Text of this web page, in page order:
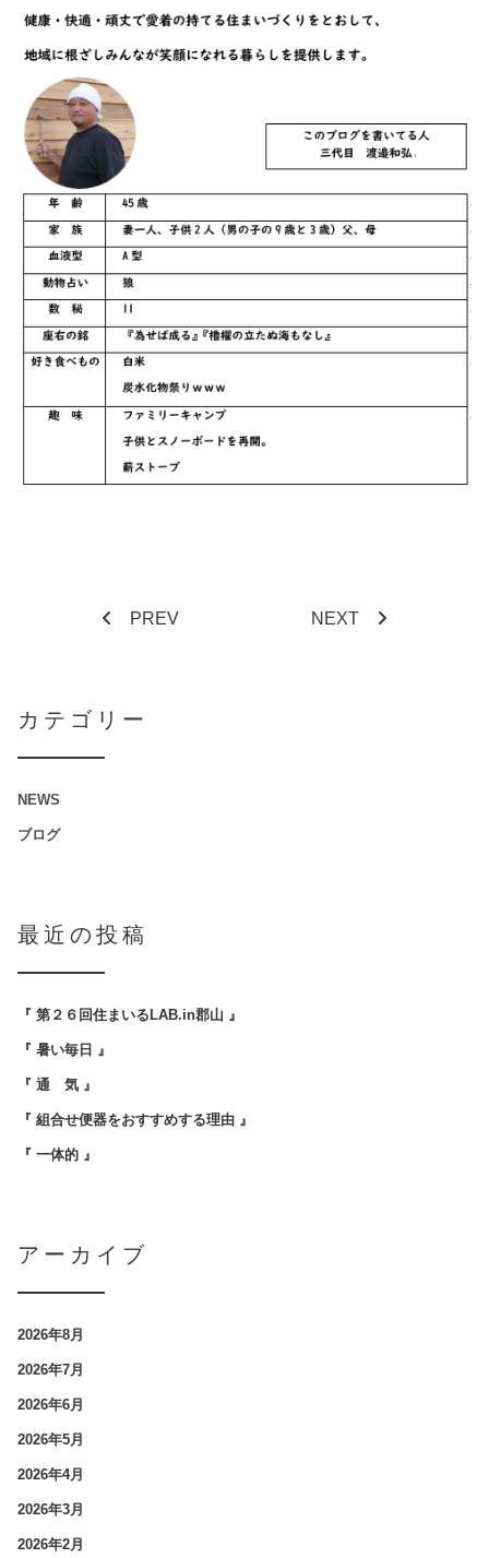
PREV NEXT
カテゴリー
NEWS
ブログ
最近の投稿
『 第２６回住まいるLAB.in郡山 』
『 暑い毎日 』
『 通 気 』
『 組合せ便器をおすすめする理由 』
『 一体的 』
アーカイブ
2026年8月
2026年7月
2026年6月
2026年5月
2026年4月
2026年3月
2026年2月